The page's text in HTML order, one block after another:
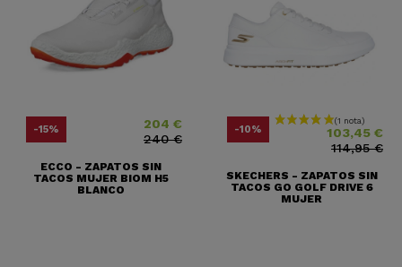
-15% Precio204 €
Precio base
240 €
ECCO - ZAPATOS SIN
TACOS MUJER BIOM H5
BLANCO
-10% Precio 103,45 €
Precio base
114,95 €
SKECHERS - ZAPATOS SIN
TACOS GO GOLF DRIVE 6
MUJER